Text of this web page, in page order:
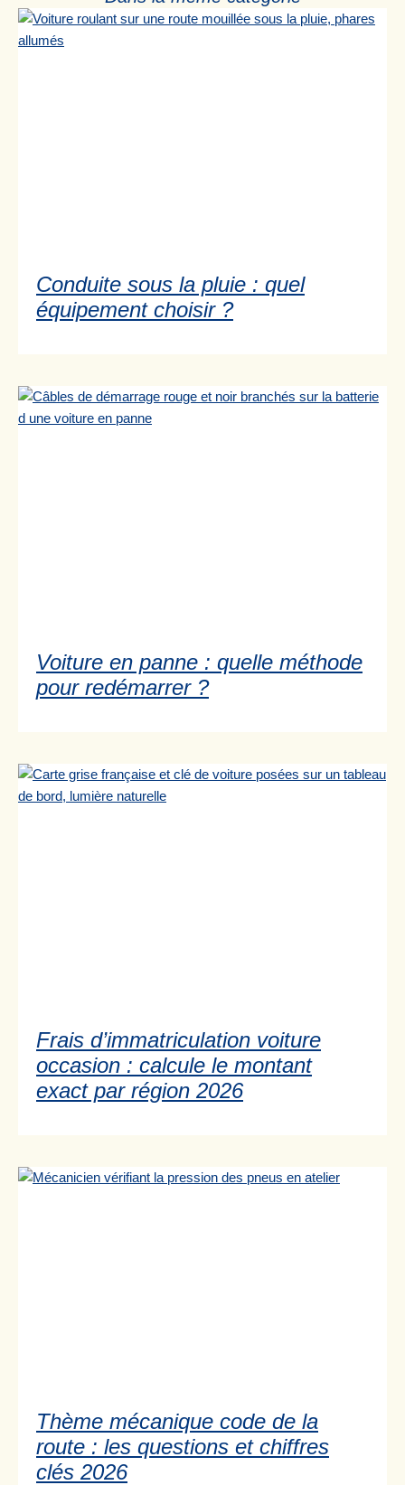
Conduite sous la pluie : quel
équipement choisir ?
Voiture en panne : quelle méthode
pour redémarrer ?
Frais d’immatriculation voiture
occasion : calcule le montant
exact par région 2026
Thème mécanique code de la
route : les questions et chiffres
clés 2026